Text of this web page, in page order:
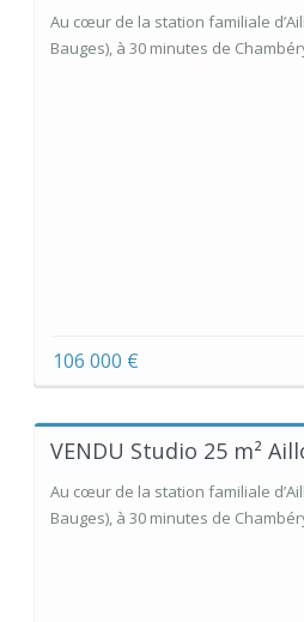
Au cœur de la station familiale
Bauges), à 30 minutes de
106 000 €
VENDU Studio 25 m²
Au cœur de la station familiale
Bauges), à 30 minutes de